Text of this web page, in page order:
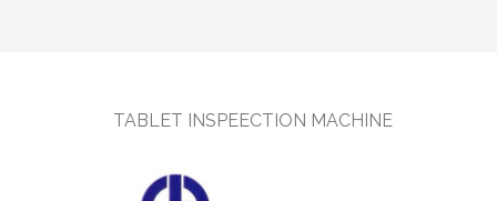
TABLET INSPEECTION MACHINE